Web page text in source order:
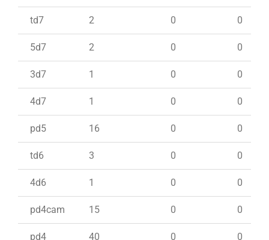
td7 2 0 0
5d7 2 0 0
3d7 1 0 0
4d7 1 0 0
pd5 16 0 0
td6 3 0 0
4d6 1 0 0
pd4cam 15 0 0
pd4 40 0 0